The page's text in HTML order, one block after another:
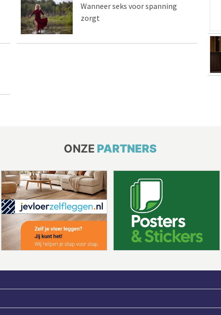
Wanneer seks voor spanning
zorgt
ONZE PARTNERS